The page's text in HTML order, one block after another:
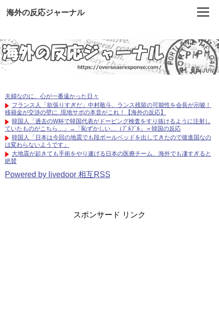
海外の反応ジャーナル
夫婦なのに、心が一番遠かった日々
フランス人「欲張りすぎだ」中村敬斗、ランス残留の可能性を会長が示唆！
移籍金が交渉の壁に..現地サポの本音がこれ！【海外の反応】
韓国人「過去のW杯で韓国代表がドーピング検査をすり抜けるように注射し
ていたものがこちら…」→「恥ずかしい…（ﾌﾞﾙﾌﾞﾙ」＝韓国の反応
韓国人「日本は今回の地震でも段ボールベッドを出してきたので後進国なの
は変わらないようです」
大地震が起きても手術をやり遂げる日本の医療チーム、海外でも凄すぎると
絶賛
Powered by livedoor 相互RSS
スポンサード リンク